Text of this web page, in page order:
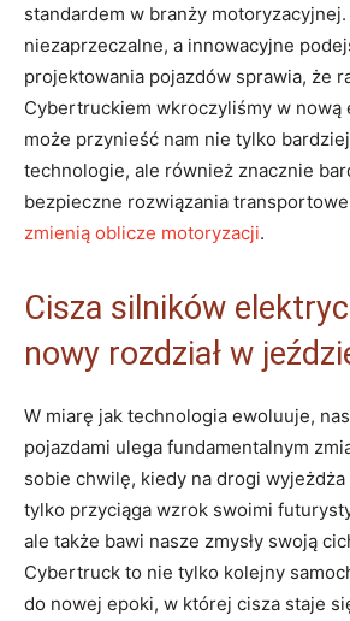
standardem w branży
niezaprzeczalne, a innowacyjne
projektowania pojazdów sprawia, że
Cybertruckiem ​wkroczyliśmy w nową
może przynieść nam‌ nie tylko
technologie, ale również znacznie
bezpieczne rozwiązania
zmienią oblicze motoryzacji.
Cisza silników
nowy rozdział w
W miarę⁣ jak technologia ewoluuje,
pojazdami ulega fundamentalnym
sobie chwilę, kiedy na drogi
tylko przyciąga wzrok swoimi
ale także bawi nasze zmysły ⁤swoją
Cybertruck to nie tylko‍ kolejny
do⁤ nowej epoki,⁢ w której cisza staje